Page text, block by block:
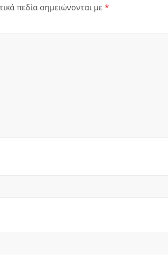
πεδία σημειώνονται με *